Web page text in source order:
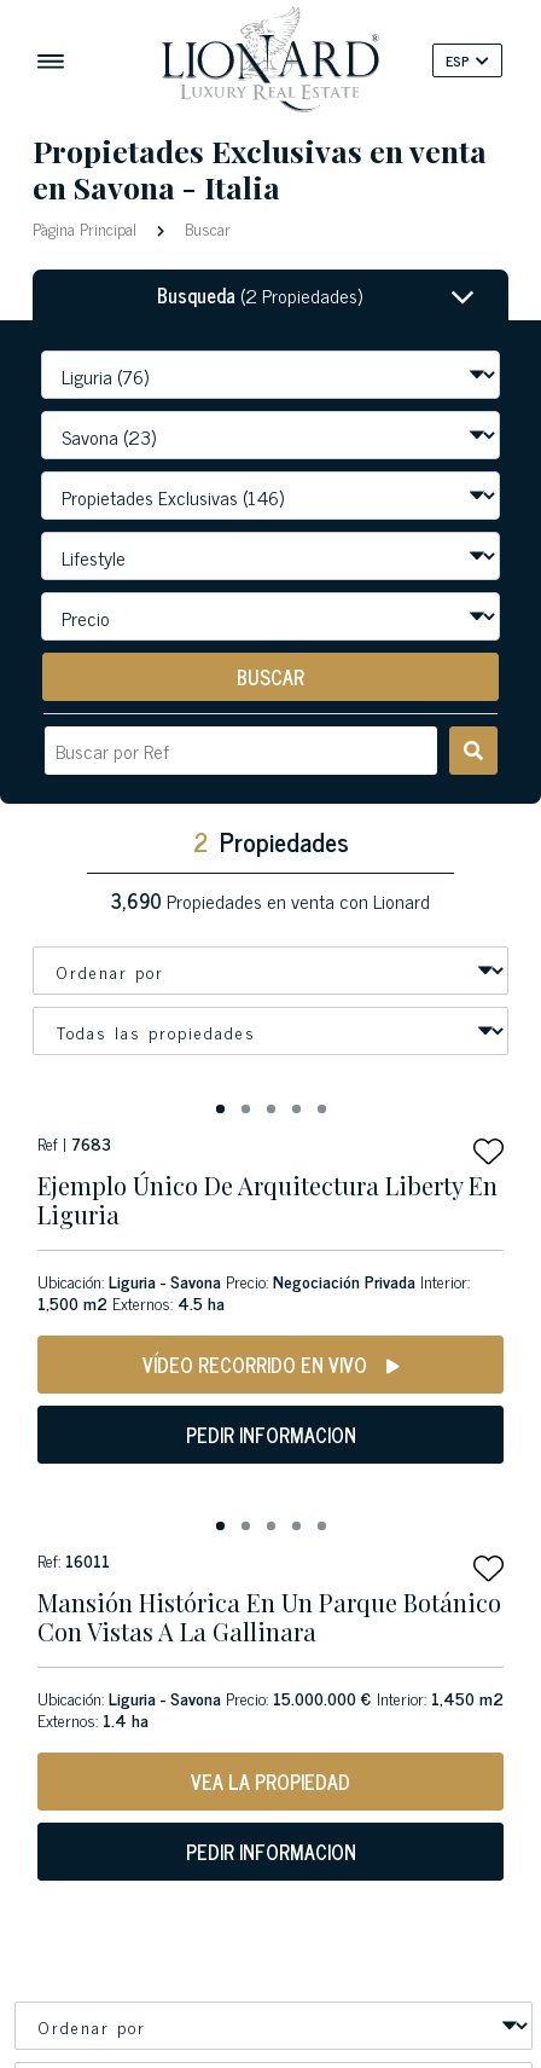
ESP
Propietades Exclusivas en venta
en Savona - Italia
Pàgina Principal Buscar
Busqueda(2 Propiedades)
BUSCAR
2 Propiedades
3,690Propiedades en venta con Lionard
Ref | 7683
Ejemplo Único De Arquitectura Liberty En
Liguria
Ubicación:Liguria - Savona Precio:Negociación Privada Interior:
1,500 m2 Externos: 4.5 ha
VÍDEO RECORRIDO EN VIVO
PEDIR INFORMACION
Ref: 16011
Mansión Histórica En Un Parque Botánico
Con Vistas A La Gallinara
Ubicación:Liguria - Savona Precio: 15.000.000 € Interior: 1,450 m2
Externos: 1.4 ha
VEA LA PROPIEDAD
PEDIR INFORMACION